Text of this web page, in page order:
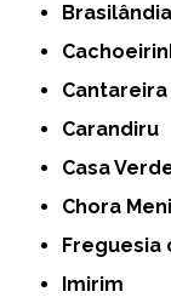
Brasilândia
Cantareira
Carandiru
Casa
Chora
Freguesia
Imirim